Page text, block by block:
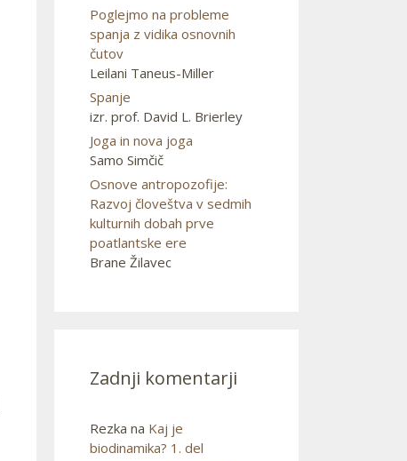
Poglejmo na probleme
spanja z vidika osnovnih
čutov
Leilani Taneus-Miller
Spanje
izr. prof. David L. Brierley
Joga in nova joga
Samo Simčič
Osnove antropozofije:
Razvoj človeštva v sedmih
kulturnih dobah prve
poatlantske ere
Brane Žilavec
Zadnji komentarji
Rezka na Kaj je
biodinamika? 1. del